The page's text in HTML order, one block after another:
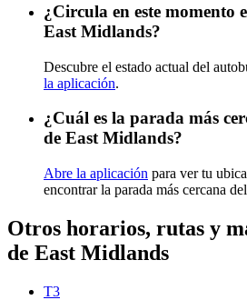
¿Circula en este momento
East Midlands?
Descubre el estado actual del
la aplicación.
¿Cuál es la parada más
de East Midlands?
Abre la aplicación para ver tu
encontrar la parada más cercana
Otros horarios, rutas y
de East Midlands
T3